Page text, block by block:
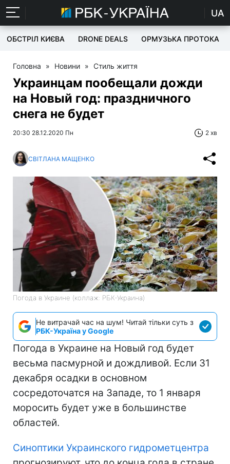
UA
ОБСТРІЛ КИЄВА DRONE DEALS ОРМУЗЬКА ПРОТОКА
Головна » Новини » Стиль життя
Украинцам пообещали дожди
на Новый год: праздничного
снега не будет
20:30 28.12.2020 Пн 2 хв
СВІТЛАНА МАЩЕНКО
Погода в Украине (коллаж: РБК-Украина)
Не витрачай час на шум! Читай тільки суть з
РБК-Україна у Google
Погода в Украине на Новый год будет
весьма пасмурной и дождливой. Если 31
декабря осадки в основном
сосредоточатся на Западе, то 1 января
моросить будет уже в большинстве
областей.
Синоптики Украинского гидрометцентра